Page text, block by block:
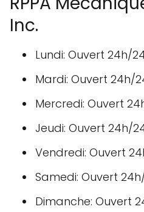
Inc.
Lundi: Ouvert 24h/
Mardi: Ouvert 24h/
Mercredi: Ouvert
Jeudi: Ouvert 24h/
Vendredi: Ouvert
Samedi: Ouvert
Dimanche: Ouvert